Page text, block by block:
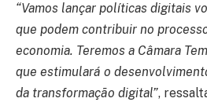
“Vamos lançar políticas digitais
que podem contribuir no
economia. Teremos a Câmara
que estimulará o
da transformação digital”,